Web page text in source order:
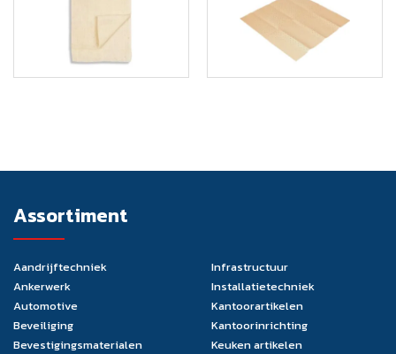
Assortiment
Aandrijftechniek
Ankerwerk
Automotive
Beveiliging
Bevestigingsmaterialen
Infrastructuur
Installatietechniek
Kantoorartikelen
Kantoorinrichting
Keuken artikelen